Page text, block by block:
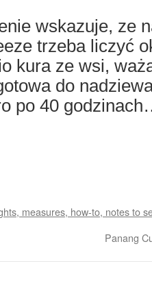
wskazuje, ze
trzeba liczyć
kura ze wsi,
do
po 40
measures, how-to, notes to
Panang